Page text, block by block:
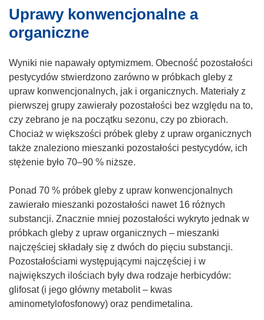
ę
w
y
m
o
k
n
i
Uprawy konwencjonalne a
organiczne
Wyniki nie napawały optymizmem. Obecność pozostałości
pestycydów stwierdzono zarówno w próbkach gleby z
upraw konwencjonalnych, jak i organicznych. Materiały z
pierwszej grupy zawierały pozostałości bez względu na to,
czy zebrano je na początku sezonu, czy po zbiorach.
Chociaż w większości próbek gleby z upraw organicznych
także znaleziono mieszanki pozostałości pestycydów, ich
stężenie było 70–90 % niższe.
Ponad 70 % próbek gleby z upraw konwencjonalnych
zawierało mieszanki pozostałości nawet 16 różnych
substancji. Znacznie mniej pozostałości wykryto jednak w
próbkach gleby z upraw organicznych – mieszanki
najczęściej składały się z dwóch do pięciu substancji.
Pozostałościami występującymi najczęściej i w
największych ilościach były dwa rodzaje herbicydów:
glifosat (i jego główny metabolit – kwas
aminometylofosfonowy) oraz pendimetalina.